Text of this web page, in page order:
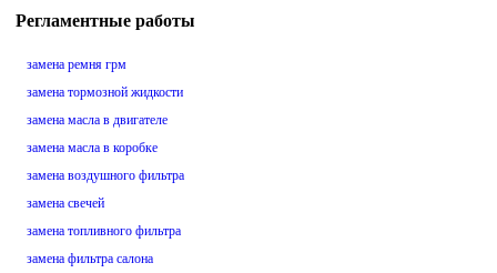
Регламентные работы
замена ремня грм
замена тормозной жидкости
замена масла в двигателе
замена масла в коробке
замена воздушного фильтра
замена свечей
замена топливного фильтра
замена фильтра салона